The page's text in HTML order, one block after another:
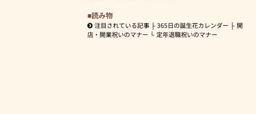
読み物
注目されている記事 365日の誕生花カレンダー
開
店・開業祝いのマナー
定年退職祝いのマナー